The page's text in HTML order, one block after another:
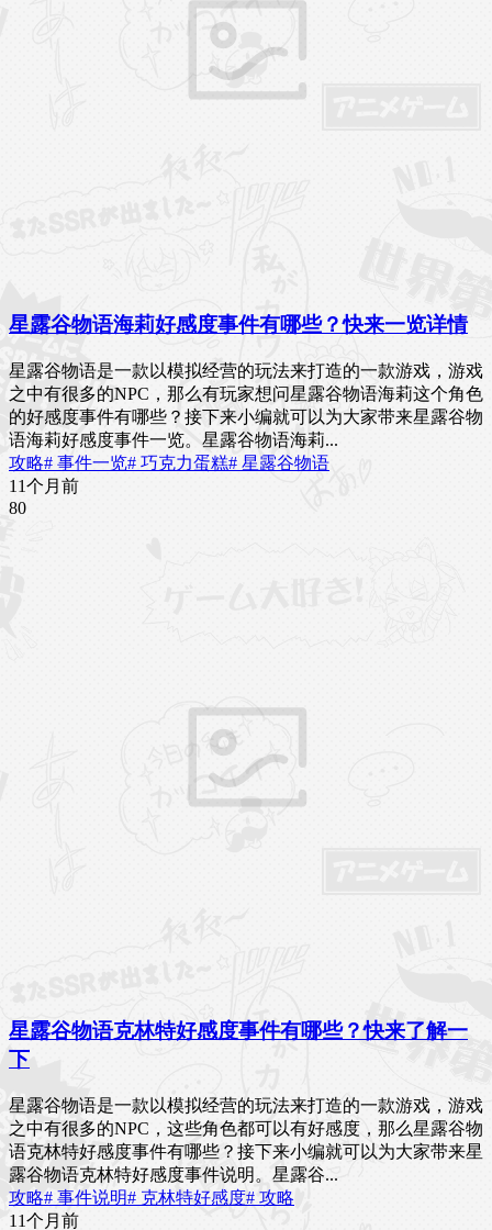
星露谷物语海莉好感度事件有哪些？快来一览详情
星露谷物语是一款以模拟经营的玩法来打造的一款游戏，游戏
之中有很多的NPC，那么有玩家想问星露谷物语海莉这个角色
的好感度事件有哪些？接下来小编就可以为大家带来星露谷物
语海莉好感度事件一览。星露谷物语海莉...
攻略# 事件一览# 巧克力蛋糕# 星露谷物语
11个月前
80
星露谷物语克林特好感度事件有哪些？快来了解一
下
星露谷物语是一款以模拟经营的玩法来打造的一款游戏，游戏
之中有很多的NPC，这些角色都可以有好感度，那么星露谷物
语克林特好感度事件有哪些？接下来小编就可以为大家带来星
露谷物语克林特好感度事件说明。星露谷...
攻略# 事件说明# 克林特好感度# 攻略
11个月前